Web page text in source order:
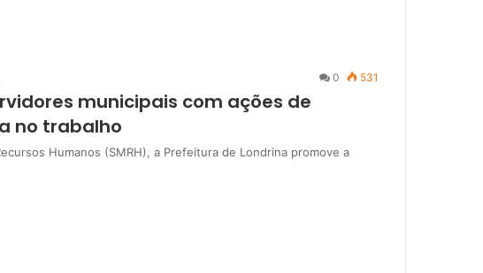
0 531
municipais com ações de
no trabalho
Humanos (SMRH), a Prefeitura de Londrina promove a